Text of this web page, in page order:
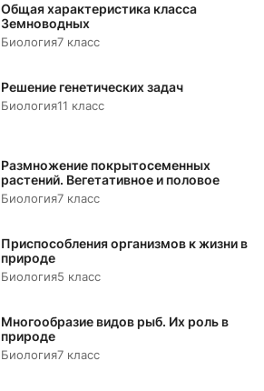
Общая характеристика класса
Земноводных
Биология7 класс
Решение генетических задач
Биология11 класс
Размножение покрытосеменных
растений. Вегетативное и половое
Биология7 класс
Приспособления организмов к жизни в
природе
Биология5 класс
Многообразие видов рыб. Их роль в
природе
Биология7 класс